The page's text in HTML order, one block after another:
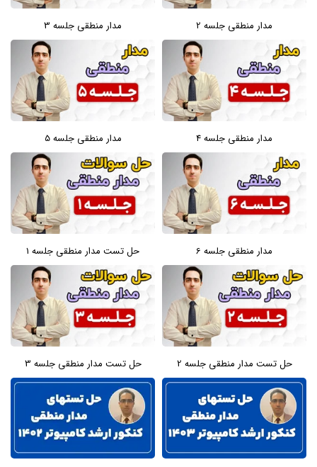
مدار منطقی جلسه 2 مدار منطقی جلسه 3
مدار منطقی جلسه 4 مدار منطقی جلسه 5
مدار منطقی جلسه 6 حل تست مدار منطقی جلسه 1
حل تست مدار منطقی جلسه 2 حل تست مدار منطقی جلسه 3